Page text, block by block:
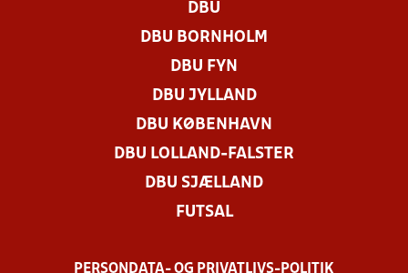
DBU
DBU BORNHOLM
DBU FYN
DBU JYLLAND
DBU KØBENHAVN
DBU LOLLAND-FALSTER
DBU SJÆLLAND
FUTSAL
PERSONDATA- OG PRIVATLIVS-POLITIK